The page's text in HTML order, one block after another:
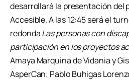
desarrollará la presentación del
Accesible. A las 12:45 será el
redondaLas personas con
participación en los proyectos
Amaya Marquina de Vidania y
AsperCan; Pablo Buhigas